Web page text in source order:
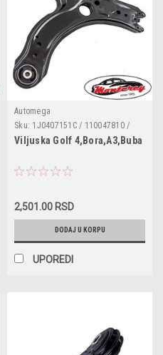
Automega
Sku: 1J0407151C / 110047810 /
TC2010 / 1J0407151A /
1J0407151B
Viljuska Golf 4,Bora,A3,Buba
2,501.00 RSD
DODAJ U KORPU
UPOREDI